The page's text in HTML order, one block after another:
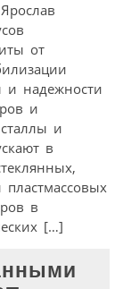
от
и надежности
и
и
в
в
[…]